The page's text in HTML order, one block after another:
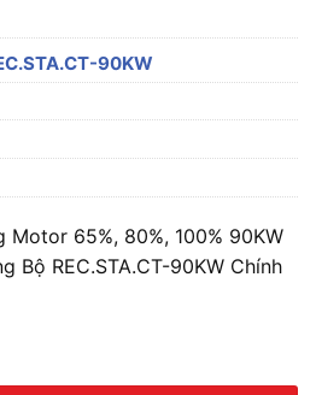
90KW
Motor 65%, 80%, 100% 90KW
Bộ REC.STA.CT-90KW Chính
65%, 80%, 100% 90KW